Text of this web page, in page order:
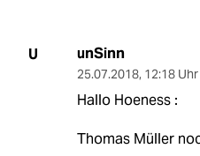
U unSinn
25.07.2018, 12:18 Uhr
Hallo Hoeness :
Thomas Müller